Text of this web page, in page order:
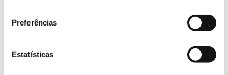
Preferências
Estatísticas
Registar galhas de Trichi em acácia-das-espigas: